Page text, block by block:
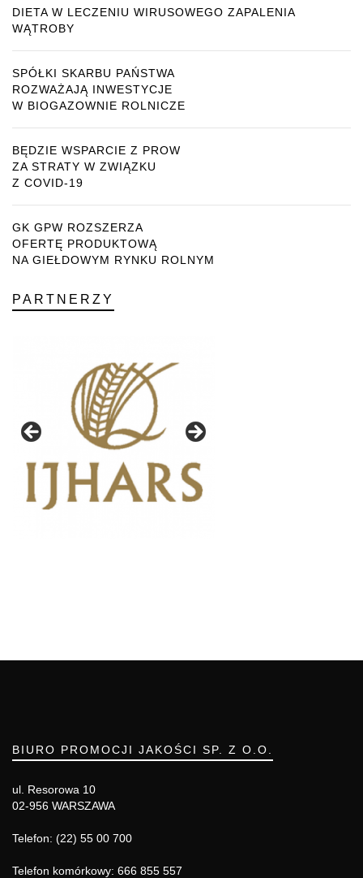
DIETA W LECZENIU WIRUSOWEGO ZAPALENIA
WĄTROBY
SPÓŁKI SKARBU PAŃSTWA
ROZWAŻAJĄ INWESTYCJE
W BIOGAZOWNIE ROLNICZE
BĘDZIE WSPARCIE Z PROW
ZA STRATY W ZWIĄZKU
Z COVID-19
GK GPW ROZSZERZA
OFERTĘ PRODUKTOWĄ
NA GIEŁDOWYM RYNKU ROLNYM
PARTNERZY
BIURO PROMOCJI JAKOŚCI SP. Z O.O.
ul. Resorowa 10
02-956 WARSZAWA
Telefon: (22) 55 00 700
Telefon komórkowy: 666 855 557